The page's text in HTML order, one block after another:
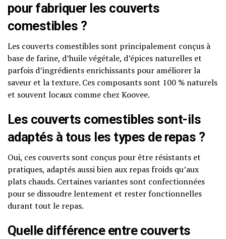
pour fabriquer les couverts
comestibles ?
Les couverts comestibles sont principalement conçus à
base de farine, d’huile végétale, d’épices naturelles et
parfois d’ingrédients enrichissants pour améliorer la
saveur et la texture. Ces composants sont 100 % naturels
et souvent locaux comme chez Koovee.
Les couverts comestibles sont-ils
adaptés à tous les types de repas ?
Oui, ces couverts sont conçus pour être résistants et
pratiques, adaptés aussi bien aux repas froids qu’aux
plats chauds. Certaines variantes sont confectionnées
pour se dissoudre lentement et rester fonctionnelles
durant tout le repas.
Quelle différence entre couverts